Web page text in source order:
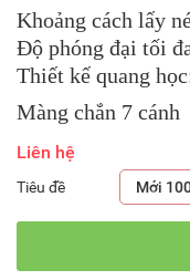
Khoảng cách lấy
Độ phóng đại tối
Thiết kế quang
Màng chắn 7 cánh
Liên hệ
Tiêu đề Mới